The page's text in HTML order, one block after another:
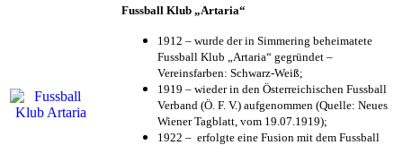
Fussball Klub „Artaria“
1912 – wurde der in Simmering beheimatete
Fussball Klub „Artaria“ gegründet –
Vereinsfarben: Schwarz-Weiß;
1919 – wieder in den Österreichischen Fussball
Verband (Ö. F. V.) aufgenommen (Quelle: Neues
Wiener Tagblatt, vom 19.07.1919);
1922 – erfolgte eine Fusion mit dem Fussball